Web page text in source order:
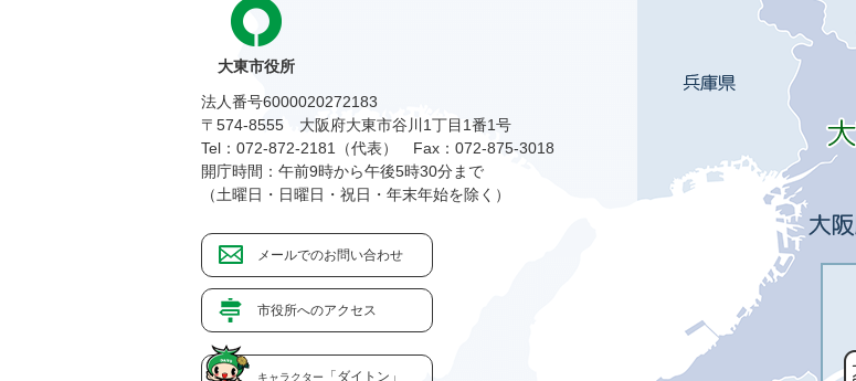
大東市役所
法人番号6000020272183
〒574-8555 大阪府大東市谷川1丁目1番1号
Tel：072-872-2181（代表）
Fax：072-875-3018
開庁時間：午前9時から午後5時30分まで
（土曜日・日曜日・祝日・年末年始を除く）
メールでのお問い合わせ
市役所へのアクセス
キャラクター 「ダイトン」